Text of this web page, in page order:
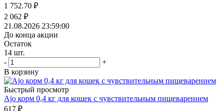
1 752.70 ₽
2 062 ₽
21.08.2026 23:59:00
До конца акции
Остаток
14 шт.
-
+
В корзину
Быстрый просмотр
Ajo корм 0,4 кг для кошек с чувствительным пищеварением
617 ₽